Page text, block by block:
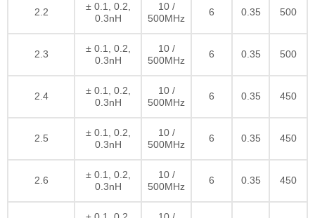
2.2
± 0.1, 0.2,
0.3nH
10 /
500MHz
6 0.35 500
2.3
± 0.1, 0.2,
0.3nH
10 /
500MHz
6 0.35 500
2.4
± 0.1, 0.2,
0.3nH
10 /
500MHz
6 0.35 450
2.5
± 0.1, 0.2,
0.3nH
10 /
500MHz
6 0.35 450
2.6
± 0.1, 0.2,
0.3nH
10 /
500MHz
6 0.35 450